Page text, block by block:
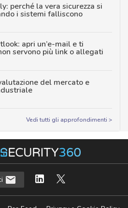
perché la vera sicurezza si
i sistemi falliscono
apri un’e-mail e ti
servono più link o allegati
del mercato e
Vedi tutti gli approfondimenti >